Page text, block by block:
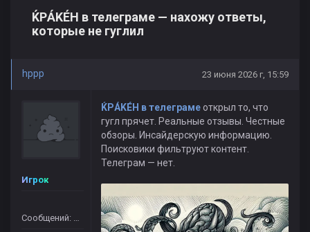
ЌРÁKÉH в телеграме — нахожу ответы,
которые не гуглил
hppp 23 июня 2026 г, 15:59
Игрок
Сообщений: 364
ЌРÁKÉH в телеграме открыл то, что
гугл прячет. Реальные отзывы. Честные
обзоры. Инсайдерскую информацию.
Поисковики фильтруют контент.
Телеграм — нет.